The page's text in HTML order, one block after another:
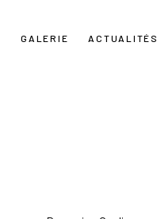
GALERIE ACTUALITÉS